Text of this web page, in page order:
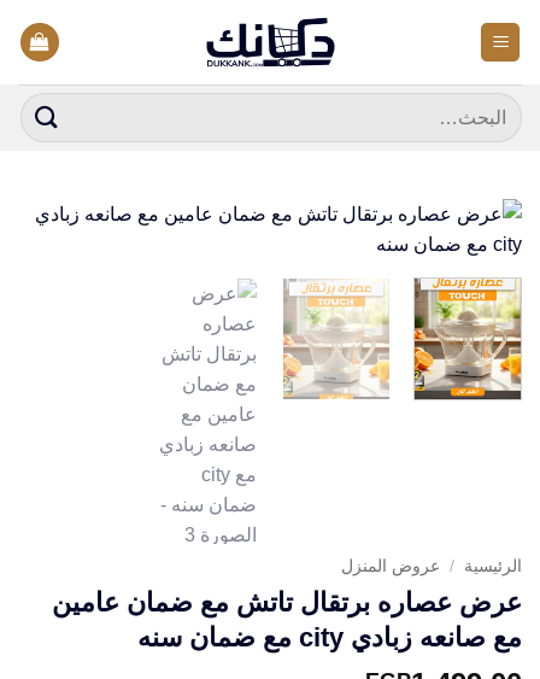
للمحتوى
البحث
عن:
الرئيسية / عروض المنزل
عرض عصاره برتقال تاتش مع ضمان عامين
مع صانعه زبادي city مع ضمان سنه